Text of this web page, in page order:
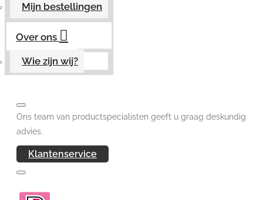
Mijn bestellingen
Over ons
Wie zijn wij?
Ons team van productspecialisten geeft u graag deskundig
advies.
Klantenservice